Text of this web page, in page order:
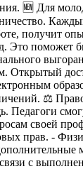
🆕 Для
получит
Это поможет
Открытый
⚖️
Педагоги
своей
прав. -
с